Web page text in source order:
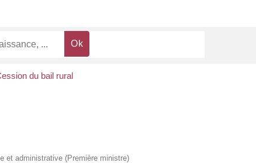
du bail rural
et administrative (Première ministre)